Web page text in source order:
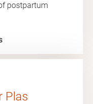
postpartum
Plas